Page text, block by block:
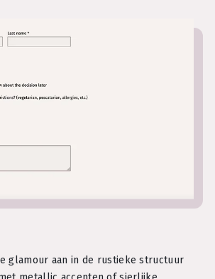
glamour aan in de rustieke structuur